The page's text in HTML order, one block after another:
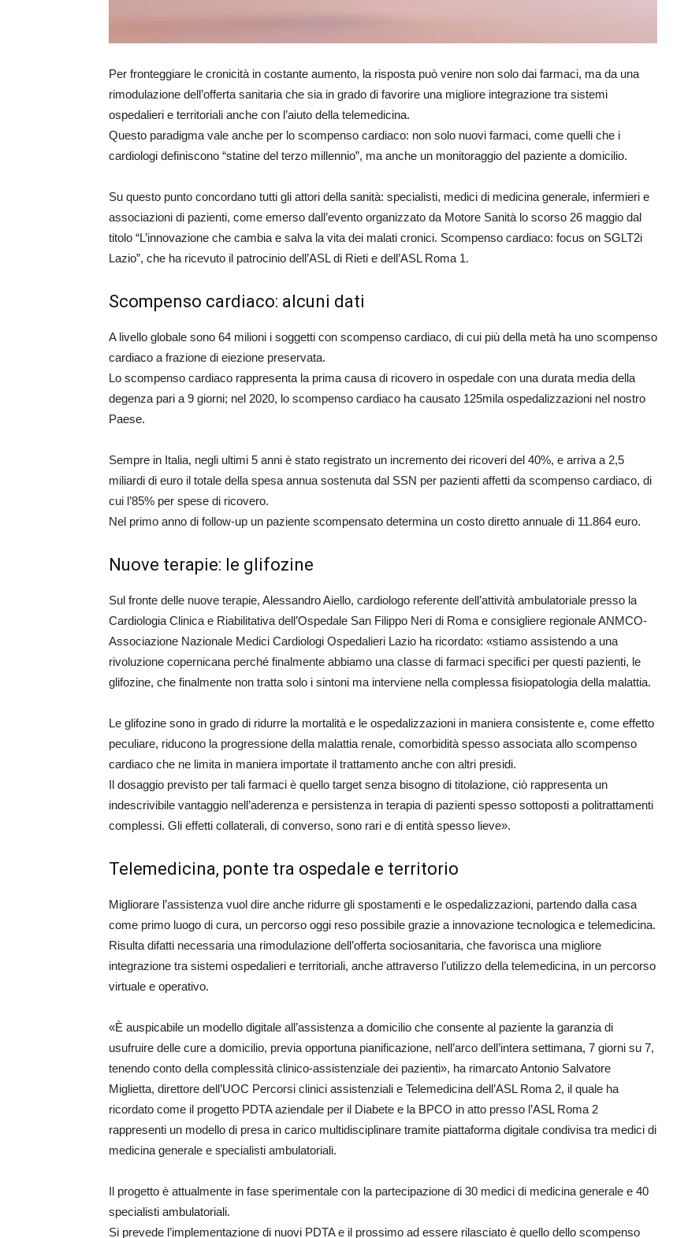
Per fronteggiare le cronicità in costante aumento, la risposta può venire non solo dai farmaci, ma da una
rimodulazione dell’offerta sanitaria che sia in grado di favorire una migliore integrazione tra sistemi
ospedalieri e territoriali anche con l’aiuto della telemedicina.
Questo paradigma vale anche per lo scompenso cardiaco: non solo nuovi farmaci, come quelli che i
cardiologi definiscono “statine del terzo millennio”, ma anche un monitoraggio del paziente a domicilio.
Su questo punto concordano tutti gli attori della sanità: specialisti, medici di medicina generale, infermieri e
associazioni di pazienti, come emerso dall’evento organizzato da Motore Sanità lo scorso 26 maggio dal
titolo “L’innovazione che cambia e salva la vita dei malati cronici. Scompenso cardiaco: focus on SGLT2i
Lazio”, che ha ricevuto il patrocinio dell’ASL di Rieti e dell’ASL Roma 1.
Scompenso cardiaco: alcuni dati
A livello globale sono 64 milioni i soggetti con scompenso cardiaco, di cui più della metà ha uno scompenso
cardiaco a frazione di eiezione preservata.
Lo scompenso cardiaco rappresenta la prima causa di ricovero in ospedale con una durata media della
degenza pari a 9 giorni; nel 2020, lo scompenso cardiaco ha causato 125mila ospedalizzazioni nel nostro
Paese.
Sempre in Italia, negli ultimi 5 anni è stato registrato un incremento dei ricoveri del 40%, e arriva a 2,5
miliardi di euro il totale della spesa annua sostenuta dal SSN per pazienti affetti da scompenso cardiaco, di
cui l’85% per spese di ricovero.
Nel primo anno di follow-up un paziente scompensato determina un costo diretto annuale di 11.864 euro.
Nuove terapie: le glifozine
Sul fronte delle nuove terapie, Alessandro Aiello, cardiologo referente dell’attività ambulatoriale presso la
Cardiologia Clinica e Riabilitativa dell’Ospedale San Filippo Neri di Roma e consigliere regionale ANMCO-
Associazione Nazionale Medici Cardiologi Ospedalieri Lazio ha ricordato: «stiamo assistendo a una
rivoluzione copernicana perché finalmente abbiamo una classe di farmaci specifici per questi pazienti, le
glifozine, che finalmente non tratta solo i sintoni ma interviene nella complessa fisiopatologia della malattia.
Le glifozine sono in grado di ridurre la mortalità e le ospedalizzazioni in maniera consistente e, come effetto
peculiare, riducono la progressione della malattia renale, comorbidità spesso associata allo scompenso
cardiaco che ne limita in maniera importate il trattamento anche con altri presidi.
Il dosaggio previsto per tali farmaci è quello target senza bisogno di titolazione, ciò rappresenta un
indescrivibile vantaggio nell’aderenza e persistenza in terapia di pazienti spesso sottoposti a politrattamenti
complessi. Gli effetti collaterali, di converso, sono rari e di entità spesso lieve».
Telemedicina, ponte tra ospedale e territorio
Migliorare l’assistenza vuol dire anche ridurre gli spostamenti e le ospedalizzazioni, partendo dalla casa
come primo luogo di cura, un percorso oggi reso possibile grazie a innovazione tecnologica e telemedicina.
Risulta difatti necessaria una rimodulazione dell’offerta sociosanitaria, che favorisca una migliore
integrazione tra sistemi ospedalieri e territoriali, anche attraverso l’utilizzo della telemedicina, in un percorso
virtuale e operativo.
«È auspicabile un modello digitale all’assistenza a domicilio che consente al paziente la garanzia di
usufruire delle cure a domicilio, previa opportuna pianificazione, nell’arco dell’intera settimana, 7 giorni su 7,
tenendo conto della complessità clinico-assistenziale dei pazienti», ha rimarcato Antonio Salvatore
Miglietta, direttore dell’UOC Percorsi clinici assistenziali e Telemedicina dell’ASL Roma 2, il quale ha
ricordato come il progetto PDTA aziendale per il Diabete e la BPCO in atto presso l’ASL Roma 2
rappresenti un modello di presa in carico multidisciplinare tramite piattaforma digitale condivisa tra medici di
medicina generale e specialisti ambulatoriali.
Il progetto è attualmente in fase sperimentale con la partecipazione di 30 medici di medicina generale e 40
specialisti ambulatoriali.
Si prevede l’implementazione di nuovi PDTA e il prossimo ad essere rilasciato è quello dello scompenso